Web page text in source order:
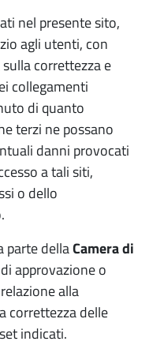
nel presente sito,
agli utenti, con
correttezza e
collegamenti
di quanto
terzi ne possano
danni provocati
a tali siti,
o dello
parte dellaCamera di
approvazione o
alla
correttezza delle
indicati.